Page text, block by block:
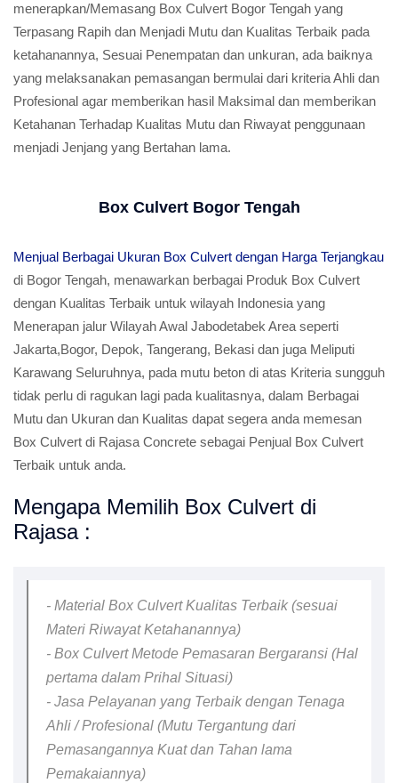
menerapkan/Memasang Box Culvert Bogor Tengah yang
Terpasang Rapih dan Menjadi Mutu dan Kualitas Terbaik pada
ketahanannya, Sesuai Penempatan dan unkuran, ada baiknya
yang melaksanakan pemasangan bermulai dari kriteria Ahli dan
Profesional agar memberikan hasil Maksimal dan memberikan
Ketahanan Terhadap Kualitas Mutu dan Riwayat penggunaan
menjadi Jenjang yang Bertahan lama.
Box Culvert Bogor Tengah
Menjual Berbagai Ukuran Box Culvert dengan Harga Terjangkau
di Bogor Tengah, menawarkan berbagai Produk Box Culvert
dengan Kualitas Terbaik untuk wilayah Indonesia yang
Menerapan jalur Wilayah Awal Jabodetabek Area seperti
Jakarta,Bogor, Depok, Tangerang, Bekasi dan juga Meliputi
Karawang Seluruhnya, pada mutu beton di atas Kriteria sungguh
tidak perlu di ragukan lagi pada kualitasnya, dalam Berbagai
Mutu dan Ukuran dan Kualitas dapat segera anda memesan
Box Culvert di Rajasa Concrete sebagai Penjual Box Culvert
Terbaik untuk anda.
Mengapa Memilih Box Culvert di
Rajasa :
- Material Box Culvert Kualitas Terbaik (sesuai
Materi Riwayat Ketahanannya)
- Box Culvert Metode Pemasaran Bergaransi (Hal
pertama dalam Prihal Situasi)
- Jasa Pelayanan yang Terbaik dengan Tenaga
Ahli / Profesional (Mutu Tergantung dari
Pemasangannya Kuat dan Tahan lama
Pemakaiannya)